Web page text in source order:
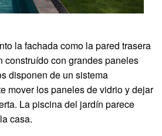
la fachada como la pared trasera
construído con grandes paneles
disponen de un sistema
mover los paneles de vidrio y dejar
La piscina del jardín parece
casa.